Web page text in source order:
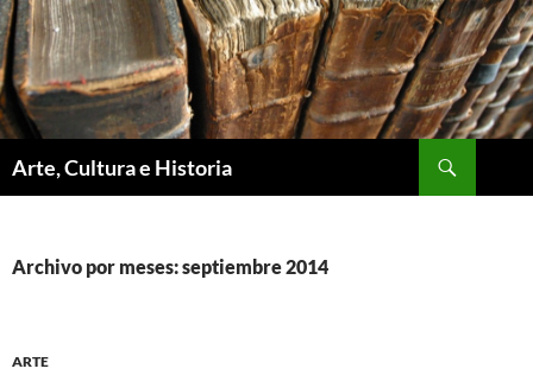
Saltar
al
contenido
Arte, Cultura e Historia
Archivo por meses: septiembre 2014
ARTE